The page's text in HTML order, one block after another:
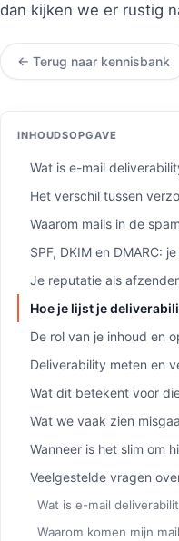
dan kijken we er rustig
← Terug naar kennisbank
INHOUDSOPGAVE
Wat is e-mail
Het verschil tussen
Waarom mails in de
SPF, DKIM en DMARC:
Je reputatie als afzender
Hoe je lijst je
De rol van je inhoud en
Deliverability meten en
Wat dit betekent voor
Wat we vaak zien
Wanneer is het slim om
Veelgestelde vragen
Wat is e-mail
Waarom komen mijn